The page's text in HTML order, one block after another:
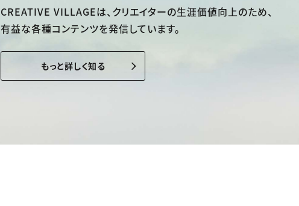
CREATIVE VILLAGEは、 クリエイターの生涯価値向上のため、
有益な各種コンテンツを発信しています。
もっと詳しく知る